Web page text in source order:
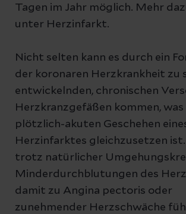
Tagen im Jahr möglich. Mehr
unter Herzinfarkt.
Nicht selten kann es durch ein
der koronaren Herzkrankheit zu
entwickelnden, chronischen
Herzkranzgefäßen kommen,
plötzlich-akuten Geschehen
Herzinfarktes gleichzusetzen ist.
trotz natürlicher
Minderdurchblutungen des
damit zu Angina pectoris oder
zunehmender Herzschwäche